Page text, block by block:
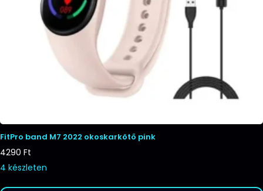
FitPro band M7 2022 okoskarkötő pink
4290 Ft
4 készleten